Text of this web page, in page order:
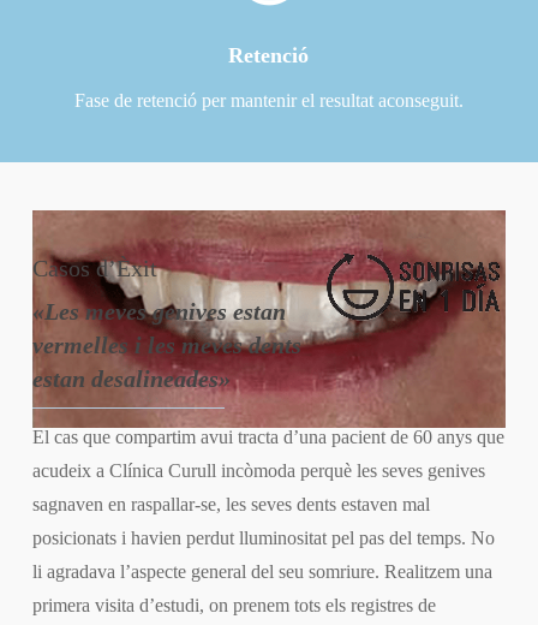
Retenció
Fase de retenció per mantenir el resultat aconseguit.
Casos d’Èxit
«Les meves genives estan
vermelles i les meves dents
estan desalineades»
El cas que compartim avui tracta d’una pacient de 60 anys que
acudeix a Clínica Curull incòmoda perquè les seves genives
sagnaven en raspallar-se, les seves dents estaven mal
posicionats i havien perdut lluminositat pel pas del temps. No
li agradava l’aspecte general del seu somriure. Realitzem una
primera visita d’estudi, on prenem tots els registres de